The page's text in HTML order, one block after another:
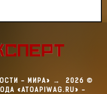
- МИРА» → 2026 ©
«ATOAPIWAG.RU» -